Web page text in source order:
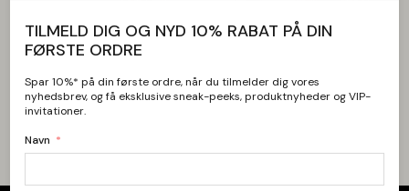
TILMELD DIG OG NYD 10% RABAT PÅ DIN
FØRSTE ORDRE
Spar 10%* på din første ordre, når du tilmelder dig vores
nyhedsbrev, og få eksklusive sneak-peeks, produktnyheder og VIP-
invitationer.
Navn